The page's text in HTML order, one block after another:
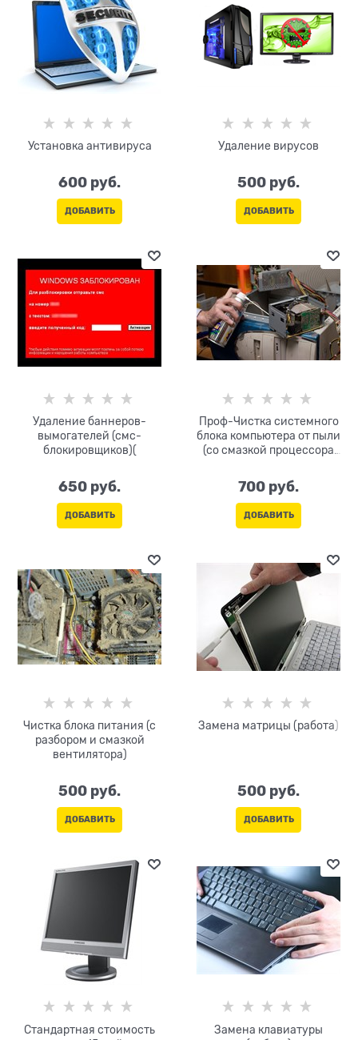
Установка антивируса
600 руб.
ДОБАВИТЬ
Удаление вирусов
500 руб.
ДОБАВИТЬ
Удаление баннеров-
вымогателей (смс-
блокировщиков)(
650 руб.
ДОБАВИТЬ
Проф-Чистка системного
блока компьютера от пыли
(со смазкой процессора
700 руб.
ДОБАВИТЬ
Чистка блока питания (с
разбором и смазкой
вентилятора)
500 руб.
ДОБАВИТЬ
Замена матрицы (работа)
500 руб.
ДОБАВИТЬ
Стандартная стоимость
Замена клавиатуры